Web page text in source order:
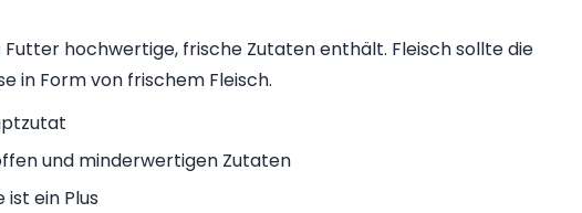
Futter hochwertige, frische Zutaten enthält. Fleisch sollte die
in Form von frischem Fleisch.
und minderwertigen Zutaten
ist ein Plus